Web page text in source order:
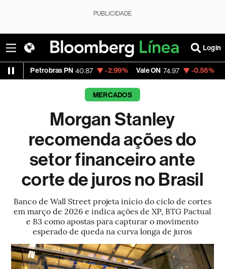
PUBLICIDADE
Login
PN 40.87 -2.99% Vale ON 74.97 -0.56% Itaú PN 40.75
MERCADOS
Morgan Stanley
recomenda ações do
setor financeiro ante
corte de juros no Brasil
Banco de Wall Street projeta início do ciclo de cortes
em março de 2026 e indica ações de XP, BTG Pactual
e B3 como apostas para capturar o movimento
esperado de queda na curva longa de juros